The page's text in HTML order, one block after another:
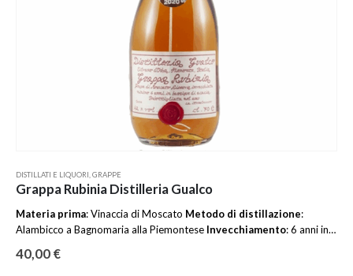
DISTILLATI E LIQUORI,GRAPPE
Grappa Rubinia Distilleria Gualco
Materia prima: Vinaccia di Moscato Metodo di distillazione:
Alambicco a Bagnomaria alla Piemontese Invecchiamento: 6 anni in
bottiglia: 70 cl
40,00 €